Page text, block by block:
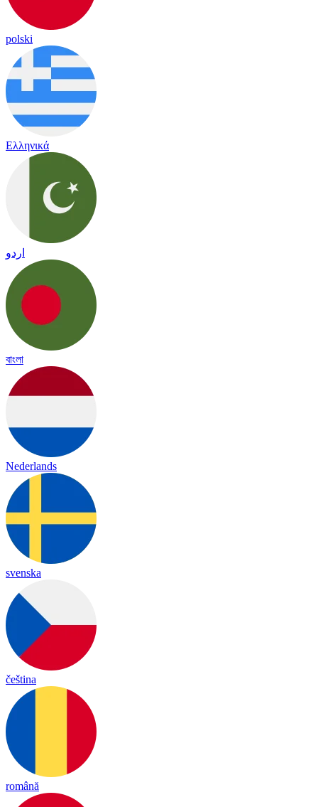
polski
Ελληνικά
اردو
বাংলা
Nederlands
svenska
čeština
română